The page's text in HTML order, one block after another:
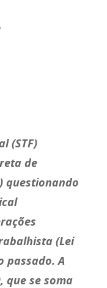
(STF)
de
questionando
(Lei
passado. A
que se soma